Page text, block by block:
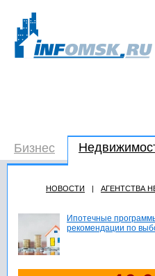
Бизнес
НОВОСТИ | АГЕНТСТВА
Ипотечные
рекомендации по